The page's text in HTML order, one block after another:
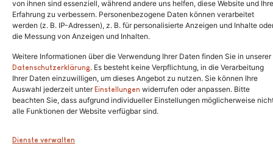
von ihnen sind essenziell, während andere uns helfen, diese Website und Ihre
Erfahrung zu verbessern. Personenbezogene Daten können verarbeitet
werden (z. B. IP-Adressen), z. B. für personalisierte Anzeigen und Inhalte
die Messung von Anzeigen und Inhalten.
Weitere Informationen über die Verwendung Ihrer Daten finden Sie in unserer
Datenschutzerklärung. Es besteht keine Verpflichtung, in die Verarbeitung
Ihrer Daten einzuwilligen, um dieses Angebot zu nutzen. Sie können Ihre
Auswahl jederzeit unterEinstellungen widerrufen oder anpassen. Bitte
beachten Sie, dass aufgrund individueller Einstellungen möglicherweise
alle Funktionen der Website verfügbar sind.
Dienste verwalten
Copyright © 2024. Alle Rechte vorbehalten.
53426 Schalkenbach